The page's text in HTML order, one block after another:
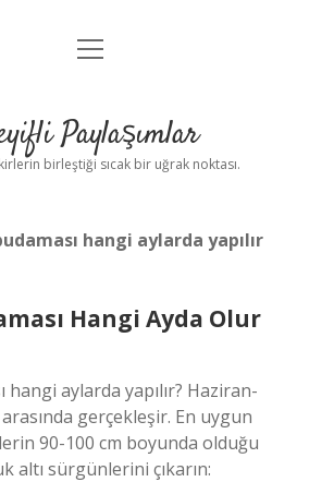
Anasayfa
Yasal Uyarı
menüyü
Paylaşımlar
birleştiği sıcak bir uğrak noktası.
hangi aylarda yapılır
Hangi Ayda Olur
hangi aylarda yapılır? Haziran-
gerçekleşir. En uygun
90-100 cm boyunda olduğu
altı sürgünlerini çıkarın: